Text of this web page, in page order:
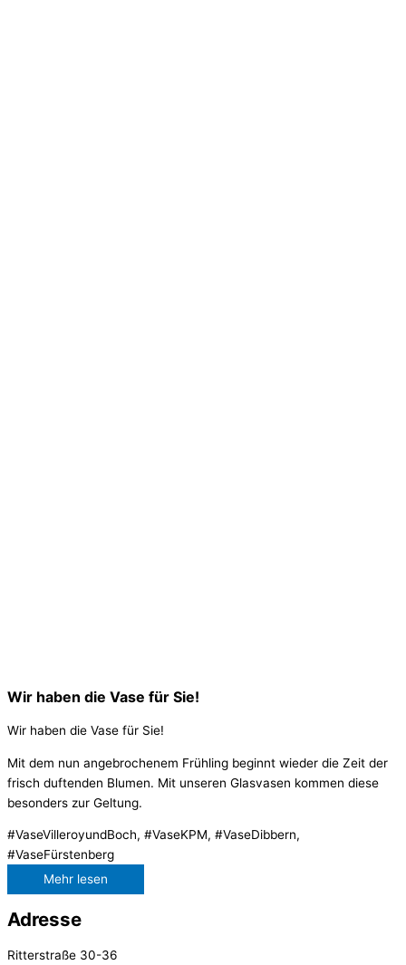
Wir haben die Vase für Sie!
Wir haben die Vase für Sie!
Mit dem nun angebrochenem Frühling beginnt wieder die Zeit der
frisch duftenden Blumen. Mit unseren Glasvasen kommen diese
besonders zur Geltung.
#VaseVilleroyundBoch, #VaseKPM, #VaseDibbern,
#VaseFürstenberg
Mehr lesen
Adresse
Ritterstraße 30-36